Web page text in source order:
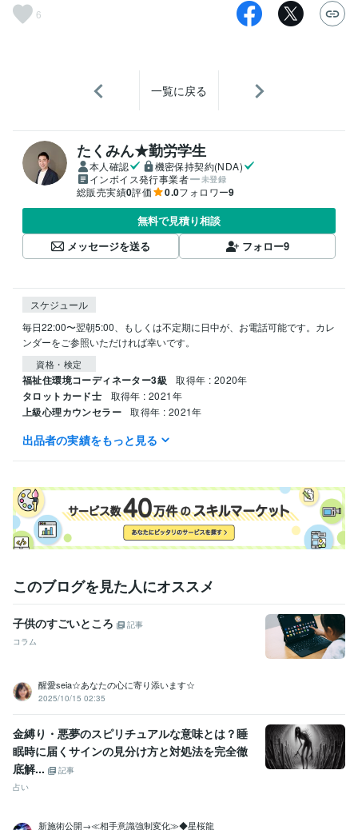
6
一覧に戻る
たくみん★勤労学生
本人確認
機密保持契約(NDA)
インボイス発行事業者
未登録
総販売実績0評価 0.0フォロワー9
無料で見積り相談
メッセージを送る
フォロー9
スケジュール
毎日22:00〜翌朝5:00、もしくは不定期に日中が、お電話可能です。カレ
ンダーをご参照いただければ幸いです。
資格・検定
福祉住環境コーディネーター3級 取得年 : 2020年
タロットカード士 取得年 : 2021年
上級心理カウンセラー 取得年 : 2021年
得意分野
関東リハビリテーション専門学校 2023年3月 ~ 現在
出品者の実績をもっと見る
このブログを見た人にオススメ
子供のすごいところ
記事
コラム
醒愛seia☆あなたの心に寄り添います☆
2025/10/15 02:35
金縛り・悪夢のスピリチュアルな意味とは？睡
眠時に届くサインの見分け方と対処法を完全徹
底解...
記事
占い
新施術公開→≪相手意識強制変化≫◆星桜龍